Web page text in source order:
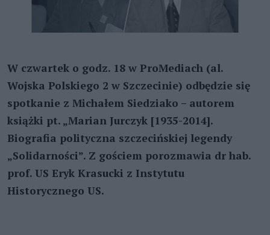
W czwartek o godz. 18 w ProMediach (al.
Wojska Polskiego 2 w Szczecinie) odbędzie się
spotkanie z Michałem Siedziako – autorem
książki pt. „Marian Jurczyk [1935-2014].
Biografia polityczna szczecińskiej legendy
„Solidarności”. Z gościem porozmawia dr hab.
prof. US Eryk Krasucki z Instytutu
Historycznego US.